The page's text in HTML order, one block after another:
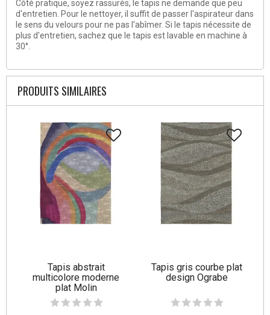
Côté pratique, soyez rassurés, le tapis ne demande que peu
d'entretien. Pour le nettoyer, il suffit de passer l'aspirateur dans
le sens du velours pour ne pas l'abîmer. Si le tapis nécessite de
plus d'entretien, sachez que le tapis est lavable en machine à
30°.
PRODUITS SIMILAIRES
Tapis abstrait
multicolore moderne
plat Molin
Tapis gris courbe plat
design Ograbe